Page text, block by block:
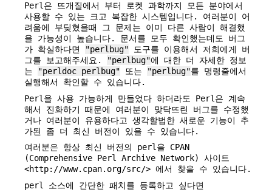
Perl은 뜨개질에서 부터 로켓 과학까지 모든 분야에서
사용할 수 있는 크고 복잡한 시스템입니다. 여러분이 어
려움에 부딪혔을때 그 문제는 이미 다른 사람이 해결했
을 가능성이 높습니다. 문서를 모두 확인했는데도 버그
가 확실하다면
"perlbug" 도구를 이용해서 저희에게 버
그를 보고해주세요.
"perlbug"에 대한 더 자세한 정보
는
"perldoc perlbug" 또는 "perlbug"를 명령줄에서
실행해서 확인할 수 있습니다.
Perl을 사용 가능하게 만들었다 하더라도 Perl은 계속
해서 진화하기 때문에 여러분이 맞닥뜨린 버그를 수정했
거나 여러분이 유용하다고 생각할법한 새로운 기능이 추
가된 좀 더 최신 버전이 있을 수 있습니다.
여러분은 항상 최신 버전의 perl을 CPAN
(Comprehensive Perl Archive Network) 사이트
<http://www.cpan.org/src/> 에서 찾을 수 있습니다.
perl 소스에 간단한 패치를 등록하고 싶다면